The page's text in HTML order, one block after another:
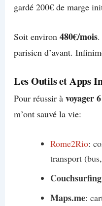
gardé 200€ de marge
Soit environ 480€/mois.
parisien d’avant.
Les Outils et Apps
Pour réussir à voyager
m’ont sauvé la vie:
Rome2Rio:
transport
Couchsurfing
Maps.me: